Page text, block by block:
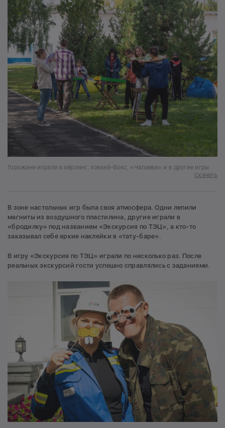
Горожане играли в кёрлинг, хоккей-бокс, «Чапаева» и в другие игры
Скачать
В зоне настольных игр была своя атмосфера. Одни лепили
магниты из воздушного пластилина, другие играли в
«бродилку» под названием «Экскурсия по ТЭЦ», а кто-то
заказывал себе яркие наклейки в «тату-баре».
В игру «Экскурсия по ТЭЦ» играли по несколько раз. После
реальных экскурсий гости успешно справлялись с заданиями.